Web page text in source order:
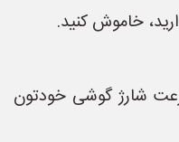
شارژ گوشی خودتون